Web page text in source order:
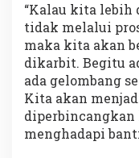
“Kalau kita lebih
tidak melalui
maka kita akan
dikarbit. Begitu
ada gelombang
Kita akan
menghadapi